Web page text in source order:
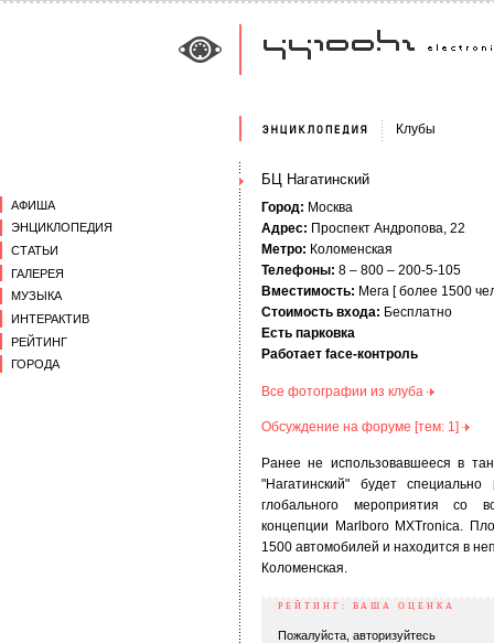
АФИША
ЭНЦИКЛОПЕДИЯ
СТАТЬИ
ГАЛЕРЕЯ
МУЗЫКА
ИНТЕРАКТИВ
РЕЙТИНГ
ГОРОДА
Клубы
БЦ Нагатинский
Город: Москва
Адрес: Проспект Андропова, 22
Метро: Коломенская
Телефоны: 8 – 800 – 200-5-105
Вместимость: Мега [ более 1500
Стоимость входа: Бесплатно
Есть парковка
Работает face-контроль
Все фотографии из клуба
Обсуждение на форуме [тем: 1]
Ранее не использовавшееся в
"Нагатинский" будет специально
глобального мероприятия со
концепции Marlboro MXTronica.
1500 автомобилей и находится в
Коломенская.
РЕЙТИНГ: ВАША ОЦЕНКА
Пожалуйста, авторизуйтесь